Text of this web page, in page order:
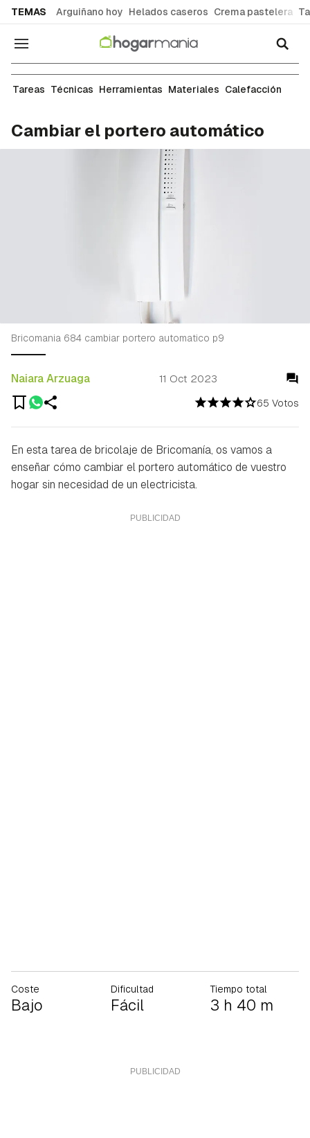
TEMAS Arguiñano hoy Helados caseros Crema pastelera
Navegación
Electricidad
Tareas Técnicas Herramientas Materiales Calefacción
Cambiar el portero automático
65 Votos
Naiara Arzuaga 11 Oct 2023
Bricomania 684 cambiar portero automatico p9
En esta tarea de bricolaje de Bricomanía, os vamos a
enseñar cómo cambiar el portero automático de vuestro
hogar sin necesidad de un electricista.
Coste
Bajo
Dificultad
Fácil
Tiempo total
3 h 40 m